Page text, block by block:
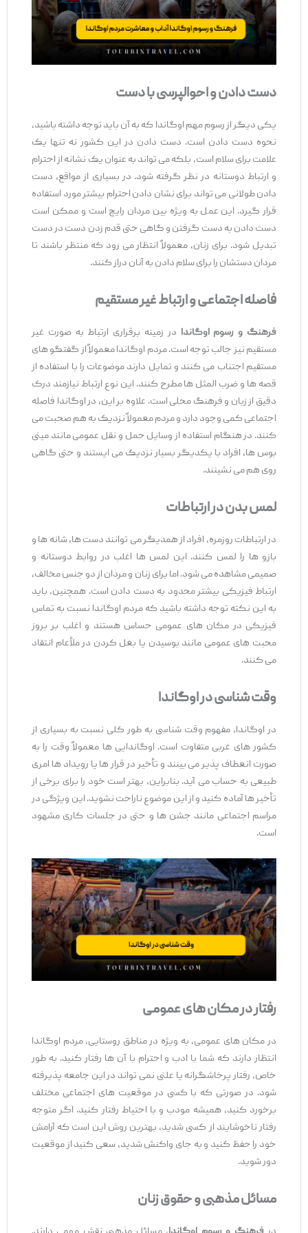
دست دادن و احوالپرسی با دست
یکی دیگر از رسوم مهم اوگاندا که به آن باید توجه داشته باشید،
نحوه دست دادن است. دست دادن در این کشور نه تنها یک
علامت برای سلام است، بلکه می ‌تواند به ‌عنوان یک نشانه از احترام
و ارتباط دوستانه در نظر گرفته شود. در بسیاری از مواقع، دست
دادن طولانی می ‌تواند برای نشان دادن احترام بیشتر مورد استفاده
قرار گیرد. این عمل به ‌ویژه بین مردان رایج است و ممکن است
دست دادن به دست ‌گرفتن و گاهی حتی قدم زدن دست در دست
تبدیل شود. برای زنان، معمولاً انتظار می ‌رود که منتظر باشند تا
مردان دستشان را برای سلام دادن به آنان دراز کنند.
فاصله اجتماعی و ارتباط غیر مستقیم
فرهنگ و رسوم اوگاندادر زمینه برقراری ارتباط به ‌صورت غیر
مستقیم نیز جالب توجه است. مردم اوگاندا معمولاً از گفتگو های
مستقیم اجتناب می ‌کنند و تمایل دارند موضوعات را با استفاده از
قصه ‌ها و ضرب ‌المثل ‌ها مطرح کنند. این نوع ارتباط نیازمند درک
دقیق از زبان و فرهنگ محلی است. علاوه بر این، در اوگاندا فاصله
اجتماعی کمی وجود دارد و مردم معمولاً نزدیک به هم صحبت می‌
کنند. در هنگام استفاده از وسایل حمل ‌و نقل عمومی مانند مینی
‌بوس ‌ها، افراد با یکدیگر بسیار نزدیک می ‌ایستند و حتی گاهی
روی هم می ‌نشینند.
لمس بدن در ارتباطات
در ارتباطات روزمره، افراد از همدیگر می ‌توانند دست‌ ها، شانه ‌ها و
بازو ها را لمس کنند. این لمس ‌ها اغلب در روابط دوستانه و
صمیمی مشاهده می ‌شود. اما برای زنان و مردان از دو جنس مخالف،
ارتباط فیزیکی بیشتر محدود به دست دادن است. همچنین، باید
به این نکته توجه داشته باشید که مردم اوگاندا نسبت به تماس
فیزیکی در مکان‌ های عمومی حساس هستند و اغلب بر بروز
محبت ‌های عمومی مانند بوسیدن یا بغل کردن در ملأعام انتقاد
می ‌کنند.
وقت‌ شناسی در اوگاندا
در اوگاندا، مفهوم وقت ‌شناسی به ‌طور کلی نسبت به بسیاری از
کشور های غربی متفاوت است. اوگاندایی ‌ها معمولاً وقت را به‌
صورت انعطاف ‌پذیر می ‌بینند و تأخیر در قرار ها یا رویداد ها امری
طبیعی به حساب می ‌آید. بنابراین، بهتر است خود را برای برخی از
تأخیر ها آماده کنید و از این موضوع ناراحت نشوید. این ویژگی در
مراسم اجتماعی مانند جشن ‌ها و حتی در جلسات کاری مشهود
است.
رفتار در مکان‌ های عمومی
در مکان‌ های عمومی، به ‌ویژه در مناطق روستایی، مردم اوگاندا
انتظار دارند که شما با ادب و احترام با آن ها رفتار کنید. به ‌طور
خاص، رفتار پرخاشگرانه یا علنی نمی ‌تواند در این جامعه پذیرفته
شود. در صورتی که با کسی در موقعیت ‌های اجتماعی مختلف
برخورد کنید، همیشه مودب و با احتیاط رفتار کنید. اگر متوجه
رفتار ناخوشایند از کسی شدید، بهترین روش این است که آرامش
خود را حفظ کنید و به‌ جای واکنش شدید، سعی کنید از موقعیت
دور شوید.
مسائل مذهبی و حقوق زنان